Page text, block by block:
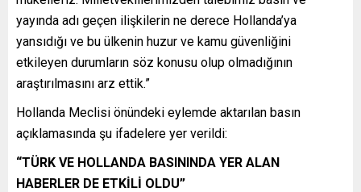
yayında adı geçen ilişkilerin ne derece Hollanda’ya
yansıdığı ve bu ülkenin huzur ve kamu güvenliğini
etkileyen durumların söz konusu olup olmadığının
araştırılmasını arz ettik.”
Hollanda Meclisi önündeki eylemde aktarılan basın
açıklamasında şu ifadelere yer verildi:
“TÜRK VE HOLLANDA BASININDA YER ALAN
HABERLER DE ETKİLİ OLDU”